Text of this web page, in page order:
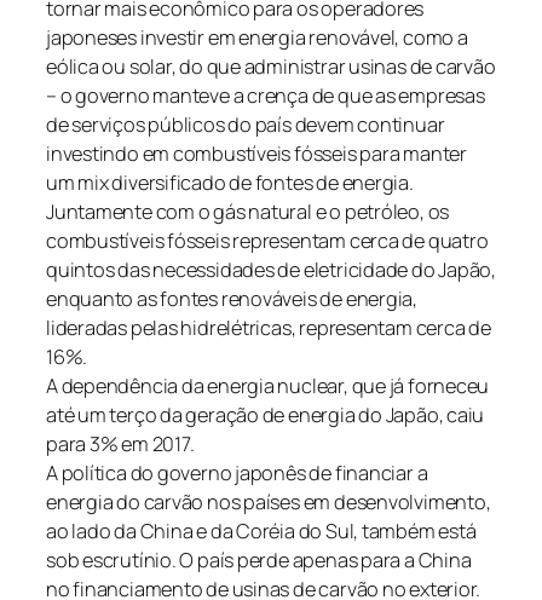
tornar mais econômico para os operadores
japoneses investir em energia renovável, como a
eólica ou solar, do que administrar usinas de carvão
– o governo manteve a crença de que as empresas
de serviços públicos do país devem continuar
investindo em combustíveis fósseis para manter
um mix diversificado de fontes de energia.
Juntamente com o gás natural e o petróleo, os
combustíveis fósseis representam cerca de quatro
quintos das necessidades de eletricidade do Japão,
enquanto as fontes renováveis ​​de energia,
lideradas pelas hidrelétricas, representam cerca de
16%.
A dependência da energia nuclear, que já forneceu
até um terço da geração de energia do Japão, caiu
para 3% em 2017.
A política do governo japonês de financiar a
energia do carvão nos países em desenvolvimento,
ao lado da China e da Coréia do Sul, também está
sob escrutínio. O país perde apenas para a China
no financiamento de usinas de carvão no exterior.